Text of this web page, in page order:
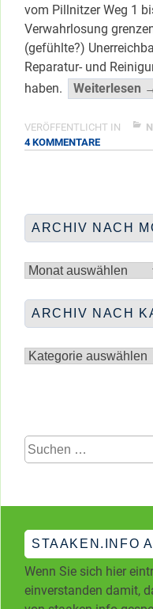
vom Pillnitzer Weg 1
Verwahrlosung
(gefühlte?)
Reparatur- und
haben.
Weiterlesen
VERÖFFENTLICHT IN
4 KOMMENTAREZU
ARCHIV NACH
nach
ARCHIV NACH
nach
Suchen
nach:
STAAKEN.INFO
Wenn Sie sich hier
einverstanden damit,